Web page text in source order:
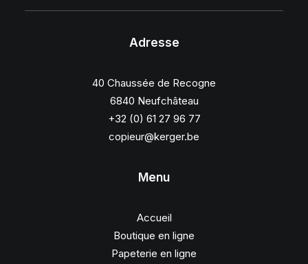
Adresse
40 Chaussée de Recogne
6840 Neufchâteau
+32 (0) 61 27 96 77
copieur@kerger.be
Menu
Accueil
Boutique en ligne
Papeterie en ligne